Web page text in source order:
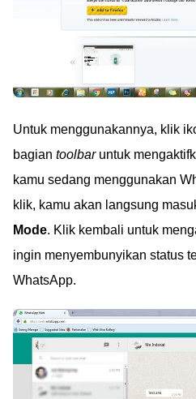
Untuk menggunakannya, klik
bagian toolbaruntuk
kamu sedang menggunakan
klik, kamu akan langsung
Mode. Klik kembali untuk
ingin menyembunyikan status
WhatsApp.